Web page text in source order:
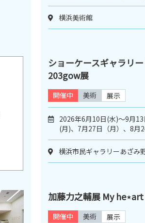
横浜美術館
ショーケースギャラリ
203gow展
開催中 美術 展示
2026年6月10日(水)～9月
(月)、7月27日（月）、8月
横浜市民ギャラリーあざみ
加藤力之輔展 My
開催中 美術 展示